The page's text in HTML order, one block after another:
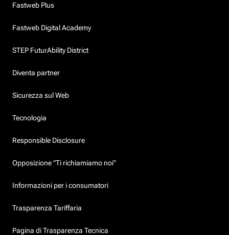
Fastweb Plus
Fastweb Digital Academy
STEP FuturAbility District
Diventa partner
Sicurezza sul Web
Tecnologia
Responsible Disclosure
Opposizione "Ti richiamiamo noi"
Informazioni per i consumatori
Trasparenza Tariffaria
Pagina di Trasparenza Tecnica